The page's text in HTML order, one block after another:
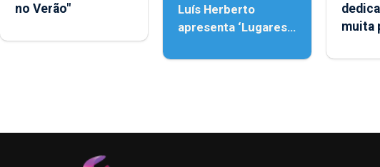
no Verão"
Luís Herberto
apresenta ‘Lugares
muita